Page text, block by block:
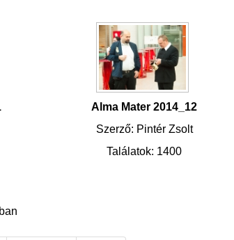
Alma Mater 2014_12
Szerző: Pintér Zsolt
Találatok: 1400